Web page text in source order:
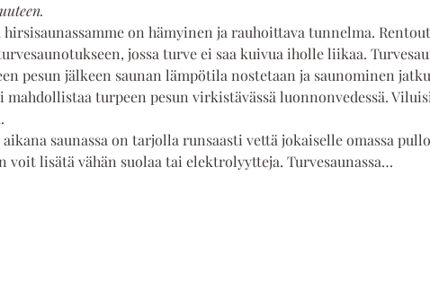
hirsisaunassamme on hämyinen ja rauhoittava tunnelma.
jossa turve ei saa kuivua iholle liikaa.
pesun jälkeen saunan lämpötila nostetaan ja saunominen
mahdollistaa turpeen pesun virkistävässä luonnonvedessä.
saunassa on tarjolla runsaasti vettä jokaiselle omassa
voit lisätä vähän suolaa tai elektrolyytteja. Turvesaunassa…